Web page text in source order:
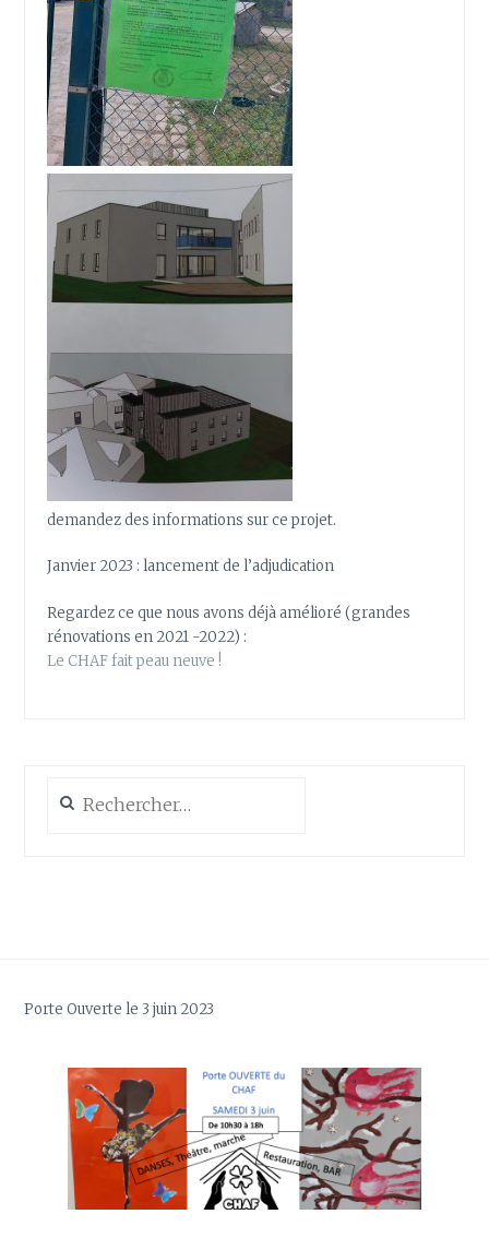
demandez des informations sur ce projet.
Janvier 2023 : lancement de l’adjudication
Regardez ce que nous avons déjà amélioré (grandes
rénovations en 2021 -2022) :
Le CHAF fait peau neuve !
Porte Ouverte le 3 juin 2023